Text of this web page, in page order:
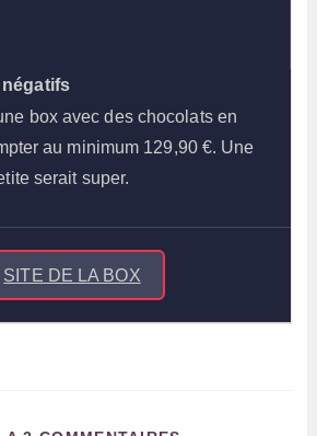
box avec des chocolats en
au minimum 129,90 €. Une
serait super.
SITE DE LA BOX